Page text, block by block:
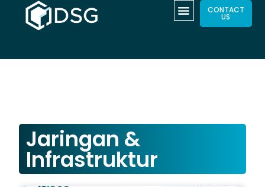
CONTACT
US
Jaringan &
Infrastruktur